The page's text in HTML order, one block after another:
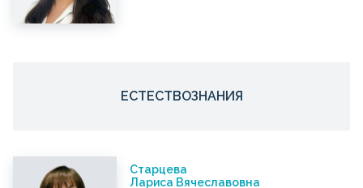
ЕСТЕСТВОЗНАНИЯ
Старцева
Лариса Вячеславовна